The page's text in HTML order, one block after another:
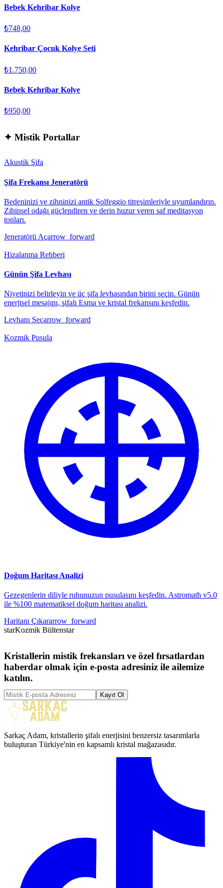
Bebek Kehribar Kolye
₺748,00
Kehribar Çocuk Kolye Seti
₺1.750,00
Bebek Kehribar Kolye
₺950,00
✦ Mistik Portallar
Akustik Şifa
Şifa Frekansı Jeneratörü
Bedeninizi ve zihninizi antik Solfeggio titreşimleriyle uyumlandırın.
Zihinsel odağı güçlendiren ve derin huzur veren saf meditasyon
tonları.
Jeneratörü Açarrow_forward
Hizalanma Rehberi
Günün Şifa Levhası
Niyetinizi belirleyin ve üç şifa levhasından birini seçin. Günün
enerjisel mesajını, şifalı Esma ve kristal frekansını keşfedin.
Levhanı Seçarrow_forward
Kozmik Pusula
Doğum Haritası Analizi
Gezegenlerin diliyle ruhunuzun pusulasını keşfedin. Astromath v5.0
ile %100 matematiksel doğum haritası analizi.
Haritanı Çıkararrow_forward
starKozmik Bültenstar
Kristallerin mistik frekansları ve özel fırsatlardan
haberdar olmak için e-posta adresiniz ile ailemize
katılın.
Kayıt Ol
Sarkaç Adam, kristallerin şifalı enerjisini benzersiz tasarımlarla
buluşturan Türkiye'nin en kapsamlı kristal mağazasıdır.